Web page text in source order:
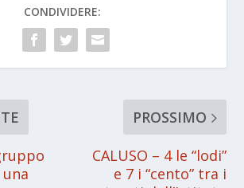
CONDIVIDERE:
PROSSIMO
CALUSO – 4 le “lodi”
e 7 i “cento” tra i